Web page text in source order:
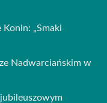
„Smaki
Nadwarciańskim w